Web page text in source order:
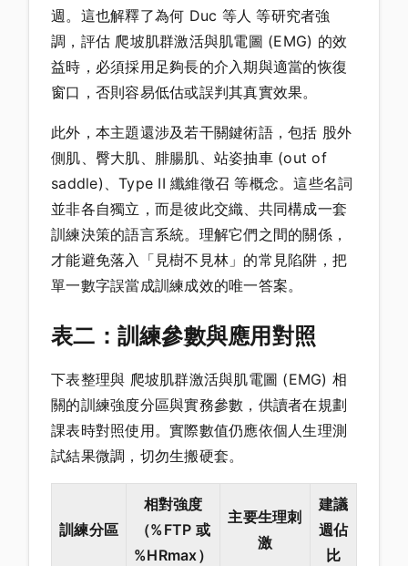
週。這也解釋了為何 Duc 等人 等研究者強
調，評估 爬坡肌群激活與肌電圖 (EMG) 的效
益時，必須採用足夠長的介入期與適當的恢復
窗口，否則容易低估或誤判其真實效果。
此外，本主題還涉及若干關鍵術語，包括 股外
側肌、臀大肌、腓腸肌、站姿抽車 (out of
saddle)、Type II 纖維徵召 等概念。這些名詞
並非各自獨立，而是彼此交織、共同構成一套
訓練決策的語言系統。理解它們之間的關係，
才能避免落入「見樹不見林」的常見陷阱，把
單一數字誤當成訓練成效的唯一答案。
表二：訓練參數與應用對照
下表整理與 爬坡肌群激活與肌電圖 (EMG) 相
關的訓練強度分區與實務參數，供讀者在規劃
課表時對照使用。實際數值仍應依個人生理測
試結果微調，切勿生搬硬套。
訓練分區
相對強度
（%FTP 或
%HRmax）
主要生理刺
激
建議
週佔
比